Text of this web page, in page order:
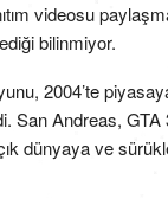
videosu
bilinmiyor.
2004’te
San Andreas,
dünyaya ve